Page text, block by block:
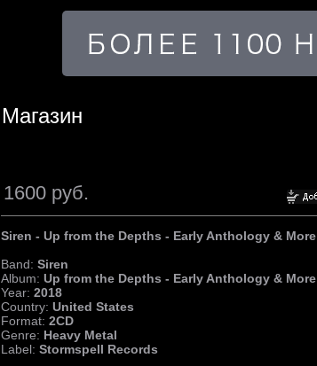
Магазин
1600 руб.
Siren - Up from the Depths - Early Anthology & More
Band: Siren
Album: Up from the Depths - Early Anthology & More
Year: 2018
Country: United States
Format: 2CD
Genre: Heavy Metal
Label: Stormspell Records